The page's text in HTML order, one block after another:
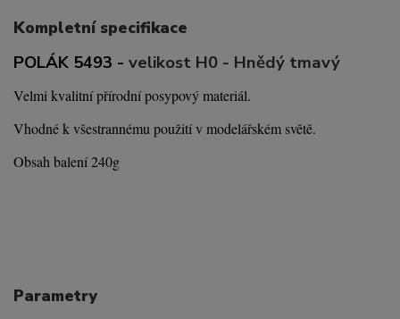
Kompletní specifikace
POLÁK 5493 - velikost H0 - Hnědý tmavý
Velmi kvalitní přírodní posypový materiál.
Vhodné k všestrannému použití v modelářském světě.
Obsah balení 240g
Parametry